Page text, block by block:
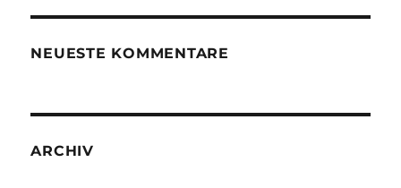
NEUESTE KOMMENTARE
ARCHIV